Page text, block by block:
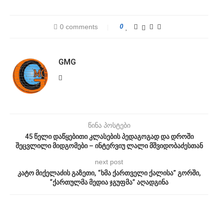
0 comments 0
GMG
წინა პოსტები
45 წელი დაწყებითი კლასების პედაგოგად და დროში
შეცვლილი მიდგომები – ინტერვიუ ლალი მშვიდობაძესთან
next post
კატო მიქელაძის გაზეთი, “ხმა ქართველი ქალისა” გორში,
“ქართულმა მედია ჯგუფმა” აღადგინა